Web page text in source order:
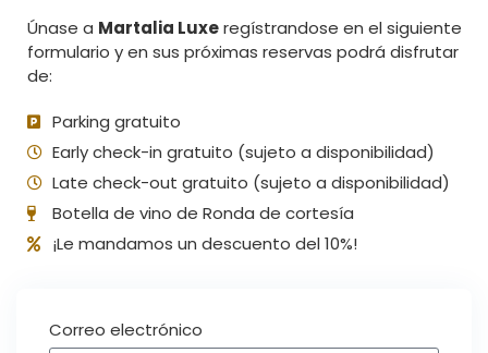
Únase a Martalia Luxeregístrandose en el siguiente
formulario y en sus próximas reservas podrá disfrutar
de:
Parking gratuito
Early check-in gratuito (sujeto a disponibilidad)
Late check-out gratuito (sujeto a disponibilidad)
Botella de vino de Ronda de cortesía
¡Le mandamos un descuento del 10%!
Correo electrónico